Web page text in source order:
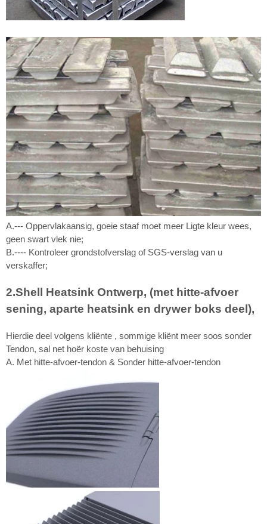
A.--- Oppervlakaansig, goeie staaf moet meer Ligte kleur wees,
geen swart vlek nie;
B.---- Kontroleer grondstofverslag of SGS-verslag van u
verskaffer;
2.Shell Heatsink Ontwerp, (met hitte-afvoer
sening, aparte heatsink en drywer boks deel),
Hierdie deel volgens kliënte , sommige kliënt meer soos sonder
Tendon, sal net hoër koste van behuising
A. Met hitte-afvoer-tendon & Sonder hitte-afvoer-tendon